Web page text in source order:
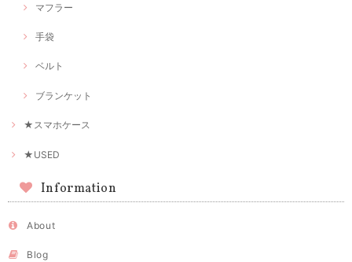
マフラー
手袋
ベルト
ブランケット
★スマホケース
★USED
Information
About
Blog